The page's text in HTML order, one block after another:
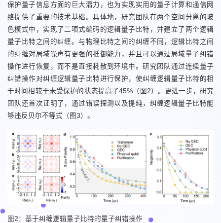
保护量子信息方面的巨大潜力，也为实现实用的量子计算和通信网
络提供了重要的技术基础。具体地，研究团队在两个空间分离的玻
色模式中，实现了二项式编码的逻辑量子比特，并建立了两个逻辑
量子比特之间的纠缠。与物理比特之间的纠缠不同，逻辑比特之间
的纠缠对局域噪声有更强的抵御能力，并且可以通过局域量子纠错
操作进行恢复，而不是直接耗散到环境中。研究团队通过连续量子
纠错操作对纠缠逻辑量子比特进行保护，使纠缠逻辑量子比特的相
干时间相较于未受保护的状态提高了45%（图2）。更进一步，研究
团队还首次证明了，通过错误探测以及提纯，纠缠逻辑量子比特能
够违反贝尔不等式（图3）。
图2：基于纠缠逻辑量子比特的量子纠错操作